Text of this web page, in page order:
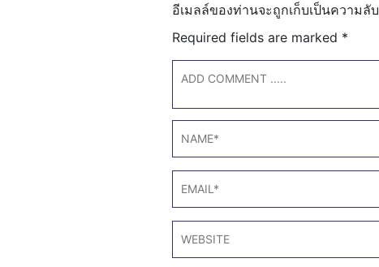
อีเมลล์ของท่านจะถูกเก็บเป็นความลับ
Required fields are marked *